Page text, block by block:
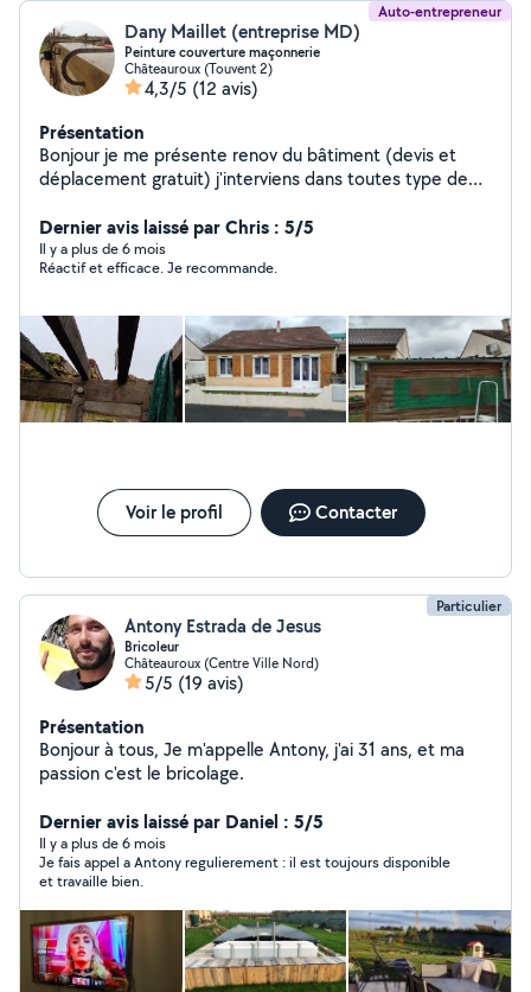
Auto-entrepreneur
Dany Maillet (entreprise MD)
Peinture couverture maçonnerie
Châteauroux (Touvent 2)
4,3/5 (12 avis)
Présentation
Bonjour je me présente renov du bâtiment (devis et
déplacement gratuit) j'interviens dans toutes type de
extérieur nettoyage démoussage toiture ravalement de
façade pignon peinture toiture également travaux de
maçonnerie et pose clôture remplacement de tuiles
sur espace vert) Si devis accepté travaux dans
l'immédiat
Dernier avis laissé par Chris : 5/5
Il y a plus de 6 mois
Réactif et efficace. Je recommande.
Voir le profil Contacter
Particulier
Antony Estrada de Jesus
Bricoleur
Châteauroux (Centre Ville Nord)
5/5 (19 avis)
Présentation
Bonjour à tous, Je m'appelle Antony, j'ai 31 ans, et ma
passion c'est le bricolage.
Dernier avis laissé par Daniel : 5/5
Il y a plus de 6 mois
Je fais appel a Antony regulierement : il est toujours disponible
et travaille bien.